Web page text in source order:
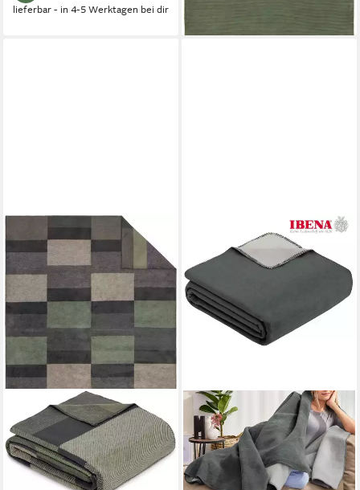
lieferbar - in 4-5 Werktagen bei dir